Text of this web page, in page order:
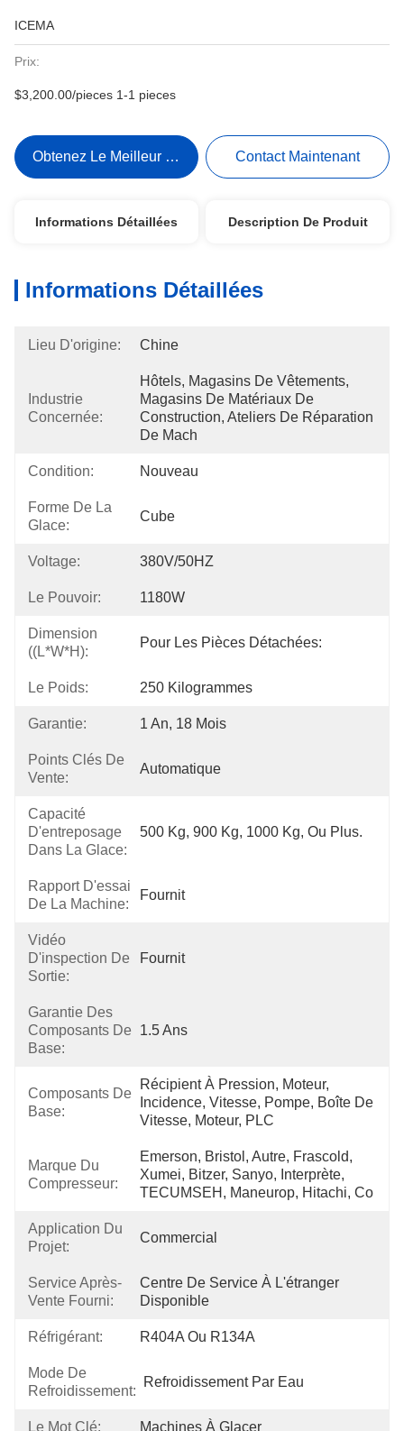
ICEMA
Prix:
$3,200.00/pieces 1-1 pieces
Obtenez Le Meilleur Prix Contact Maintenant
Informations Détaillées Description De Produit
Informations Détaillées
Lieu D'origine: Chine
Industrie
Concernée:
Hôtels, Magasins De Vêtements,
Magasins De Matériaux De
Construction, Ateliers De Réparation
De Mach
Condition: Nouveau
Forme De La
Glace:
Cube
Voltage: 380V/50HZ
Le Pouvoir: 1180W
Dimension
((L*W*H):
Pour Les Pièces Détachées:
Le Poids: 250 Kilogrammes
Garantie: 1 An, 18 Mois
Points Clés De
Vente:
Automatique
Capacité
D'entreposage
Dans La Glace:
500 Kg, 900 Kg, 1000 Kg, Ou Plus.
Rapport D'essai
De La Machine:
Fournit
Vidéo
D'inspection De
Sortie:
Fournit
Garantie Des
Composants De
Base:
1.5 Ans
Composants De
Base:
Récipient À Pression, Moteur,
Incidence, Vitesse, Pompe, Boîte De
Vitesse, Moteur, PLC
Marque Du
Compresseur:
Emerson, Bristol, Autre, Frascold,
Xumei, Bitzer, Sanyo, Interprète,
TECUMSEH, Maneurop, Hitachi, Co
Application Du
Projet:
Commercial
Service Après-
Vente Fourni:
Centre De Service À L'étranger
Disponible
Réfrigérant: R404A Ou R134A
Mode De
Refroidissement:
Refroidissement Par Eau
Le Mot Clé: Machines À Glacer